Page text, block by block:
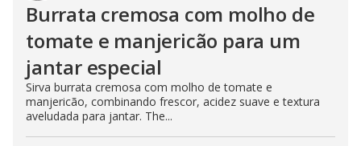
Burrata cremosa com molho de
tomate e manjericão para um
jantar especial
Sirva burrata cremosa com molho de tomate e
manjericão, combinando frescor, acidez suave e textura
aveludada para jantar. The...